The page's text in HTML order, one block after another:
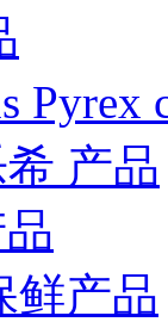
Pyrex
产品
鲜产品